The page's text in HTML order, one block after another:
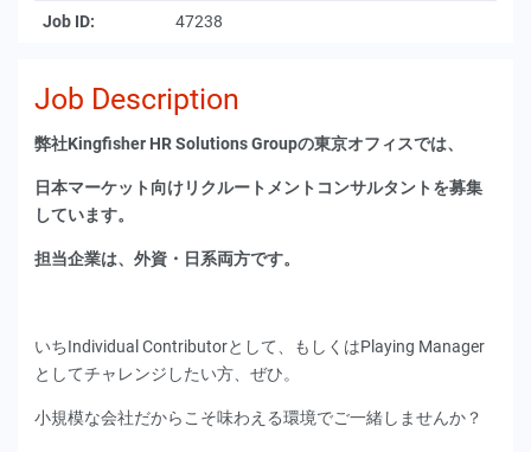
Job ID: 47238
Job Description
弊社Kingfisher HR Solutions Groupの東京オフィスでは、
日本マーケット向けリクルートメントコンサルタントを募集
しています。
担当企業は、外資・日系両方です。
いちIndividual Contributorとして、もしくはPlaying Manager
としてチャレンジしたい方、ぜひ。
小規模な会社だからこそ味わえる環境でご一緒しませんか？